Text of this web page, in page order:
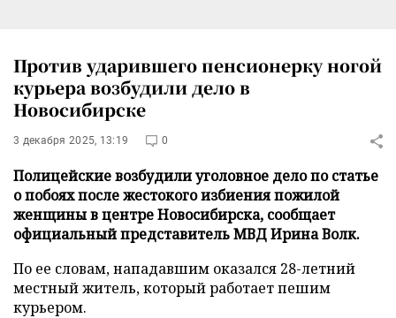
Против ударившего пенсионерку ногой
курьера возбудили дело в
Новосибирске
3 декабря 2025, 13:19 0
Полицейские возбудили уголовное дело по статье
о побоях после жестокого избиения пожилой
женщины в центре Новосибирска, сообщает
официальный представитель МВД Ирина Волк.
По ее словам, нападавшим оказался 28-летний
местный житель, который работает пешим
курьером.